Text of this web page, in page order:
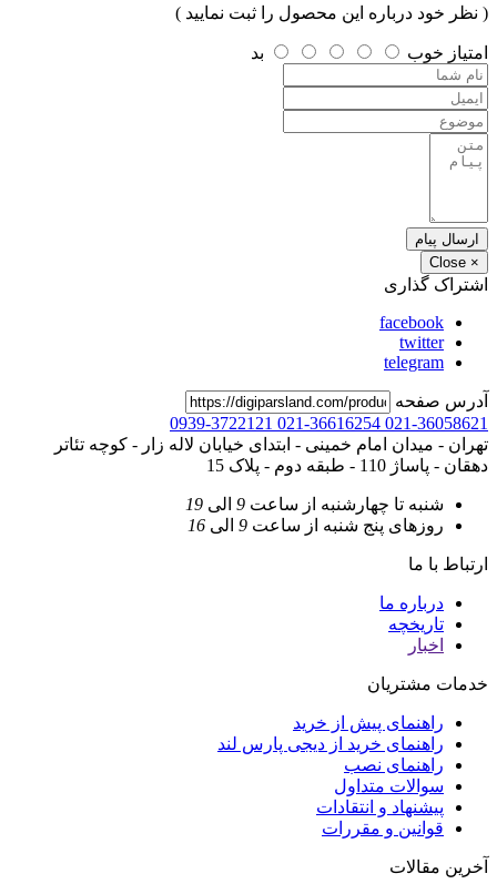
( نظر خود درباره این محصول را ثبت نمایید )
امتیاز خوب بد
ارسال پیام
×
Close
اشتراک گذاری
facebook
twitter
telegram
آدرس صفحه
021-36058621
021-36616254
0939-3722121
تهران - میدان امام خمینی - ابتدای خیابان لاله زار - کوچه تئاتر
دهقان - پاساژ 110 - طبقه دوم - پلاک 15
شنبه تا چهارشنبه از ساعت 9 الی 19
روزهای پنج شنبه از ساعت 9 الی 16
ارتباط با ما
درباره ما
تاریخچه
اخبار
خدمات مشتریان
راهنمای پیش از خرید
راهنمای خرید از دیجی پارس لند
راهنمای نصب
سوالات متداول
پیشنهاد و انتقادات
قوانین و مقررات
آخرین مقالات